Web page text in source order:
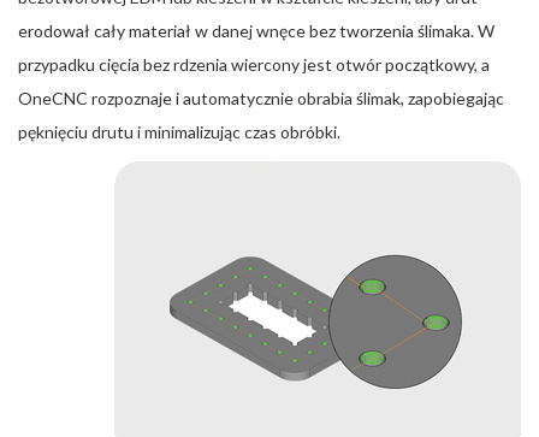
erodował cały materiał w danej wnęce bez tworzenia ślimaka. W
przypadku cięcia bez rdzenia wiercony jest otwór początkowy, a
OneCNC rozpoznaje i automatycznie obrabia ślimak, zapobiegając
pęknięciu drutu i minimalizując czas obróbki.